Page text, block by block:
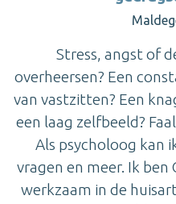
Stress, angst of
overheersen? Een
van vastzitten? Een
een laag zelfbeeld?
Als psycholoog kan
vragen en meer. Ik ben
werkzaam in de